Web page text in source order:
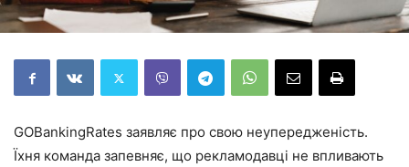
GOBankingRates заявляє про свою неупередженість.
Їхня команда запевняє, що рекламодавці не впливають